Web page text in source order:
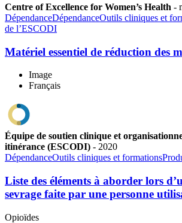
Centre of Excellence for Women’s Health -
DépendanceDépendanceOutils cliniques et
de l’ESCODI
Matériel essentiel de réduction des
Image
Français
Équipe de soutien clinique et
itinérance (ESCODI) - 2020
DépendanceOutils cliniques et formations
Liste des éléments à aborder lors
sevrage faite par une personne
Opioïdes